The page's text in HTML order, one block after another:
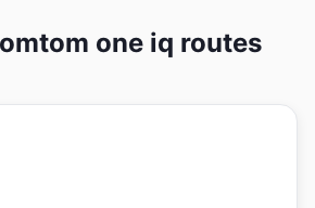
one iq routes